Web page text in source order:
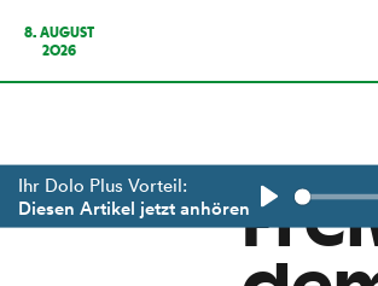
8. AUGUST
2026
Ihr Dolo Plus Vorteil:
Diesen Artikel jetzt anhören
Play